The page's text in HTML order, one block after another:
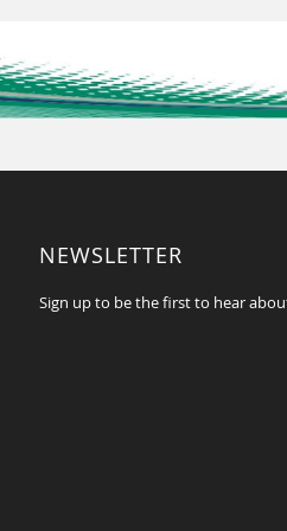
NEWSLETTER
Sign up to be the first to hear